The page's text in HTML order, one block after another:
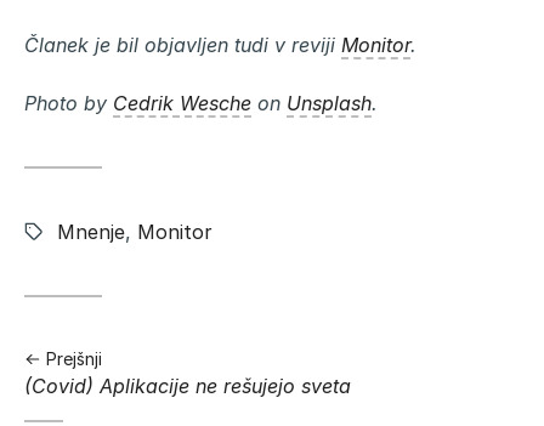
Članek je bil objavljen tudi v reviji Monitor.
Photo by Cedrik Wesche on Unsplash.
Znački:
Mnenje, Monitor
Prejšnji
Prejšnja
(Covid) Aplikacije ne rešujejo sveta